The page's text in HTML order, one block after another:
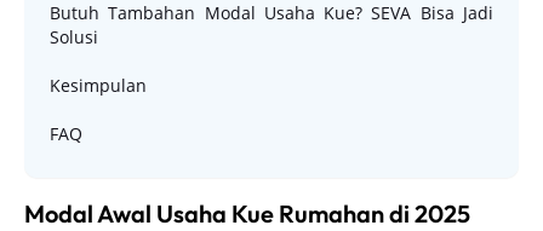
Butuh Tambahan Modal Usaha Kue? SEVA Bisa Jadi
Solusi
Kesimpulan
FAQ
Modal Awal Usaha Kue Rumahan di 2025